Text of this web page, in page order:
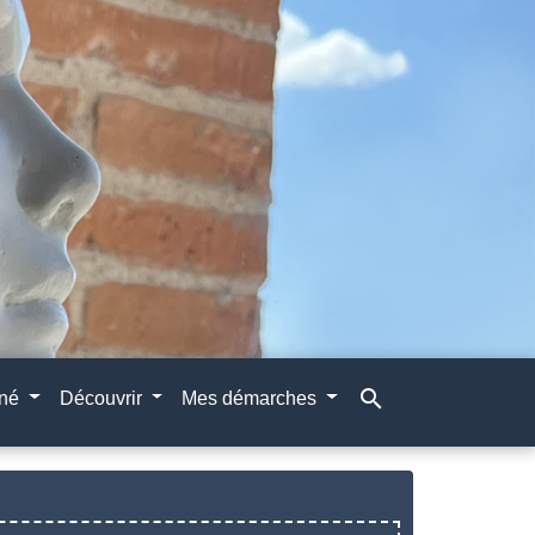
Découvrir Mes démarches search